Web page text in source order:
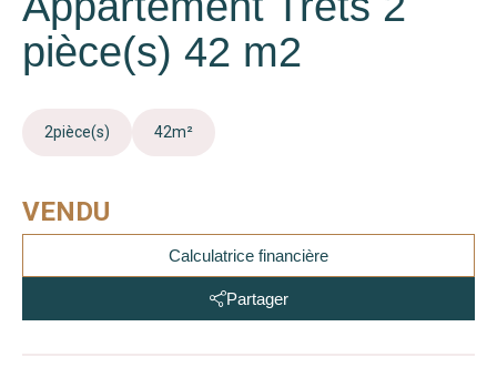
pièce(s) 42 m2
2pièce(s) 42m²
VENDU
Calculatrice financière
Partager